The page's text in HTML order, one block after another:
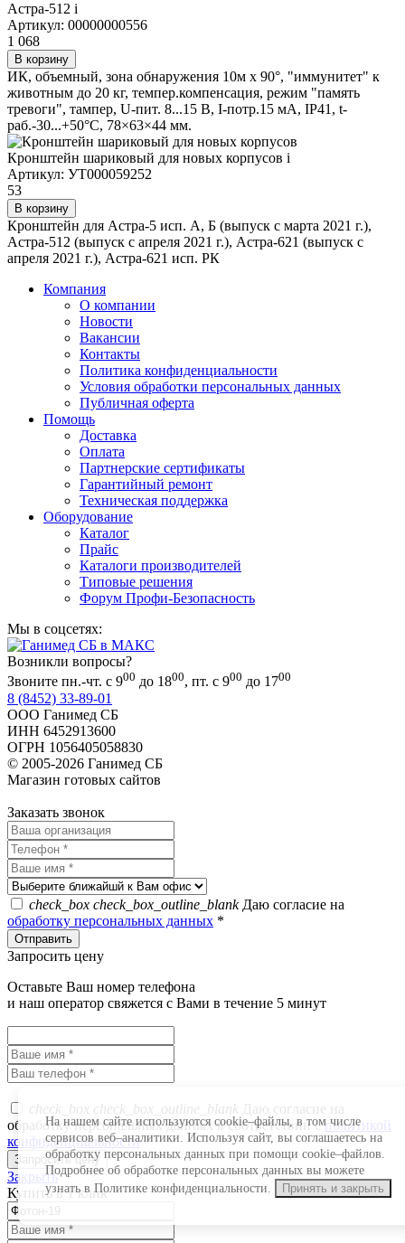
На нашем сайте используются cookie–файлы, в том числе
сервисов веб–аналитики. Используя сайт, вы соглашаетесь на
обработку персональных данных при помощи cookie–файлов.
Подробнее об обработке персональных данных вы можете
узнать в Политике конфиденциальности.
Принять и закрыть
Астра-512 i
Артикул: 00000000556
1 068
В корзину
ИК, объемный, зона обнаружения 10м х 90°, "иммунитет" к
животным до 20 кг, темпер.компенсация, режим "память
тревоги", тампер, U-пит. 8...15 В, I-потр.15 мА, IP41, t-
раб.-30...+50°С, 78×63×44 мм.
Кронштейн шариковый для новых корпусов i
Артикул: УТ000059252
53
В корзину
Кронштейн для Астра-5 исп. А, Б (выпуск с марта 2021 г.),
Астра-512 (выпуск с апреля 2021 г.), Астра-621 (выпуск с
апреля 2021 г.), Астра-621 исп. РК
Компания
О компании
Новости
Вакансии
Контакты
Политика конфиденциальности
Условия обработки персональных данных
Публичная оферта
Помощь
Доставка
Оплата
Партнерские сертификаты
Гарантийный ремонт
Техническая поддержка
Оборудование
Каталог
Прайс
Каталоги производителей
Типовые решения
Форум Профи-Безопасность
Мы в соцсетях:
Возникли вопросы?
Звоните пн.-чт. с 900 до 1800, пт. с 900 до 1700
8 (8452) 33-89-01
ООО Ганимед СБ
ИНН 6452913600
ОГРН 1056405058830
© 2005-2026 Ганимед СБ
Магазин готовых сайтов
Заказать звонок
check_box check_box_outline_blankДаю согласие на
обработку персональных данных *
Запросить цену
Оставьте Ваш номер телефона
и наш оператор свяжется с Вами в течение 5 минут
check_box check_box_outline_blank
Даю согласие на
обработку персональных данных в соответствии сполитикой
конфиденциальности*
Закрыть
Купить в 1 клик